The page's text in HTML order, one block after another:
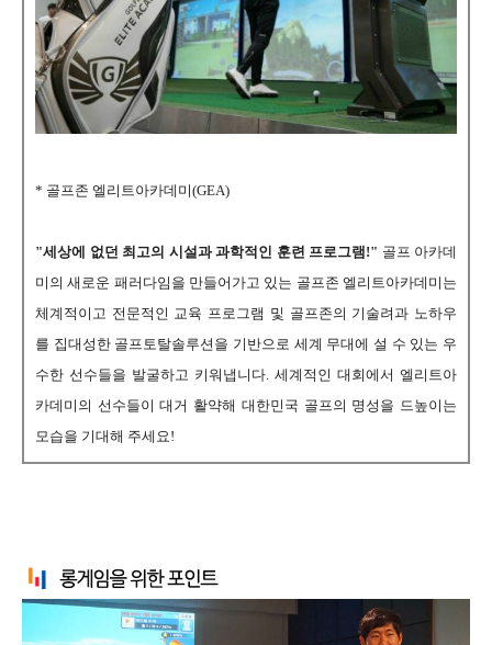
* 골프존 엘리트아카데미(GEA)
"세상에 없던 최고의 시설과 과학적인 훈련 프로그램!" 골프 아카데
미의 새로운 패러다임을 만들어가고 있는 골프존 엘리트아카데미는
체계적이고 전문적인 교육 프로그램 및 골프존의 기술려과 노하우
를 집대성한 골프토탈솔루션을 기반으로 세계 무대에 설 수 있는 우
수한 선수들을 발굴하고 키워냅니다. 세계적인 대회에서 엘리트아
카데미의 선수들이 대거 활약해 대한민국 골프의 명성을 드높이는
모습을 기대해 주세요!